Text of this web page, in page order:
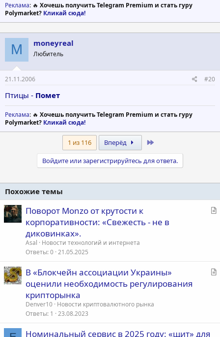
Реклама: 🔥 Хочешь получить Telegram Premium и стать гуру
Polymarket? Кликай сюда!
M moneyreal
Любитель
21.11.2006 #20
Птицы - Помет
Реклама: 🔥 Хочешь получить Telegram Premium и стать гуру
Polymarket? Кликай сюда!
1 из 116 Вперёд
Войдите или зарегистрируйтесь для ответа.
Похожие темы
С
Поворот Monzo от крутости к
корпоративности: «Свежесть - не в
диковинках».
Asal
Новости технологий и интернета
Ответы 0 21.05.2025
С
В «Блокчейн ассоциации Украины»
оценили необходимость регулирования
крипторынка
Denver10 Новости криптовалютного рынка
Ответы 1 23.08.2023
Номинальный сервис в 2025 году: «щит» для